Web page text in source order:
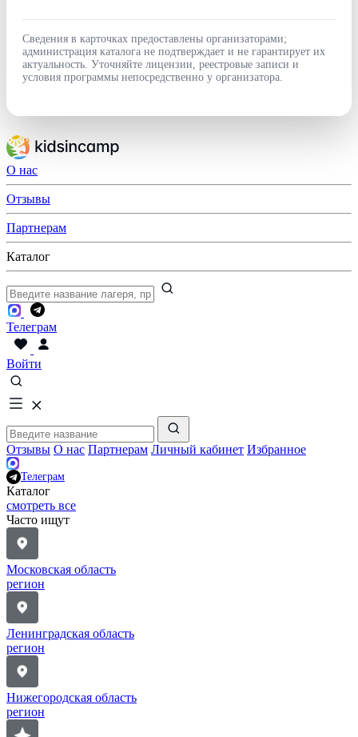
Сведения в карточках предоставлены организаторами;
администрация каталога не подтверждает и не гарантирует их
актуальность. Уточняйте лицензии, реестровые записи и
условия программы непосредственно у организатора.
О нас
Отзывы
Партнерам
Каталог
Телеграм
Войти
Отзывы О нас Партнерам Личный кабинет Избранное
Телеграм
Каталог
смотреть все
Часто ищут
Московская область
регион
Ленинградская область
регион
Нижегородская область
регион